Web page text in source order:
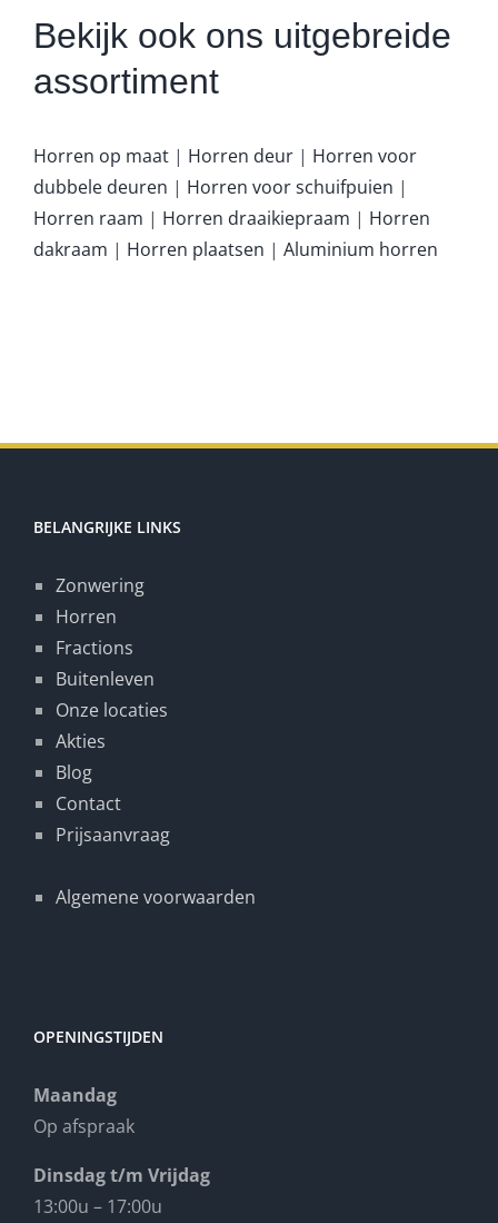
Bekijk ook ons uitgebreide
assortiment
Horren op maat| Horren deur| Horren voor
dubbele deuren | Horren voor schuifpuien |
Horren raam | Horren draaikiepraam | Horren
dakraam | Horren plaatsen | Aluminium horren
BELANGRIJKE LINKS
Zonwering
Horren
Fractions
Buitenleven
Onze locaties
Akties
Blog
Contact
Prijsaanvraag
Algemene voorwaarden
OPENINGSTIJDEN
Maandag
Op afspraak
Dinsdag t/m Vrijdag
13:00u – 17:00u